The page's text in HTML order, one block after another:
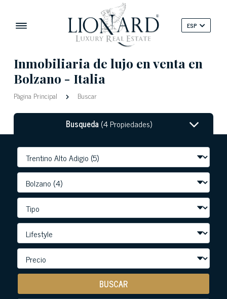
ESP
Inmobiliaria de lujo en venta en
Bolzano - Italia
Pàgina Principal Buscar
Busqueda(4 Propiedades)
BUSCAR